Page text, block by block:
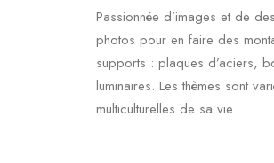
Passionnée d’images et de
photos pour en faire des
supports : plaques d’aciers,
luminaires. Les thèmes sont
multiculturelles de sa vie.